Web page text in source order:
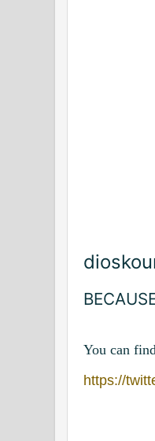
You can
https://